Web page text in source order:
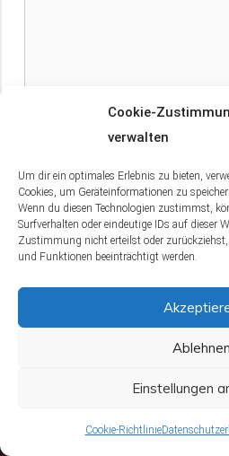
Cookie-
verwalten
Um dir ein optimales Erlebnis zu bieten,
Cookies, um Geräteinformationen zu
Wenn du diesen Technologien zustimmst,
Surfverhalten oder eindeutige IDs auf dieser
Zustimmung nicht erteilst oder
und Funktionen beeinträchtigt werden.
Ablehnen
Einstellungen
Cookie-Richtlinie
Name
E-
Mail
Vorheriger Beitrag